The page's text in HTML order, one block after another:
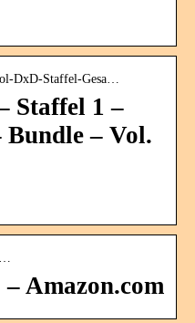
DxD-Staffel-Gesa…
Staffel 1 –
Bundle – Vol.
Amazon.com